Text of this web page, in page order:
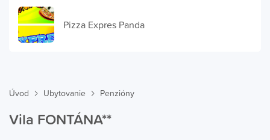
Pizza Expres Panda
Úvod Ubytovanie Penzióny
Vila FONTÁNA**